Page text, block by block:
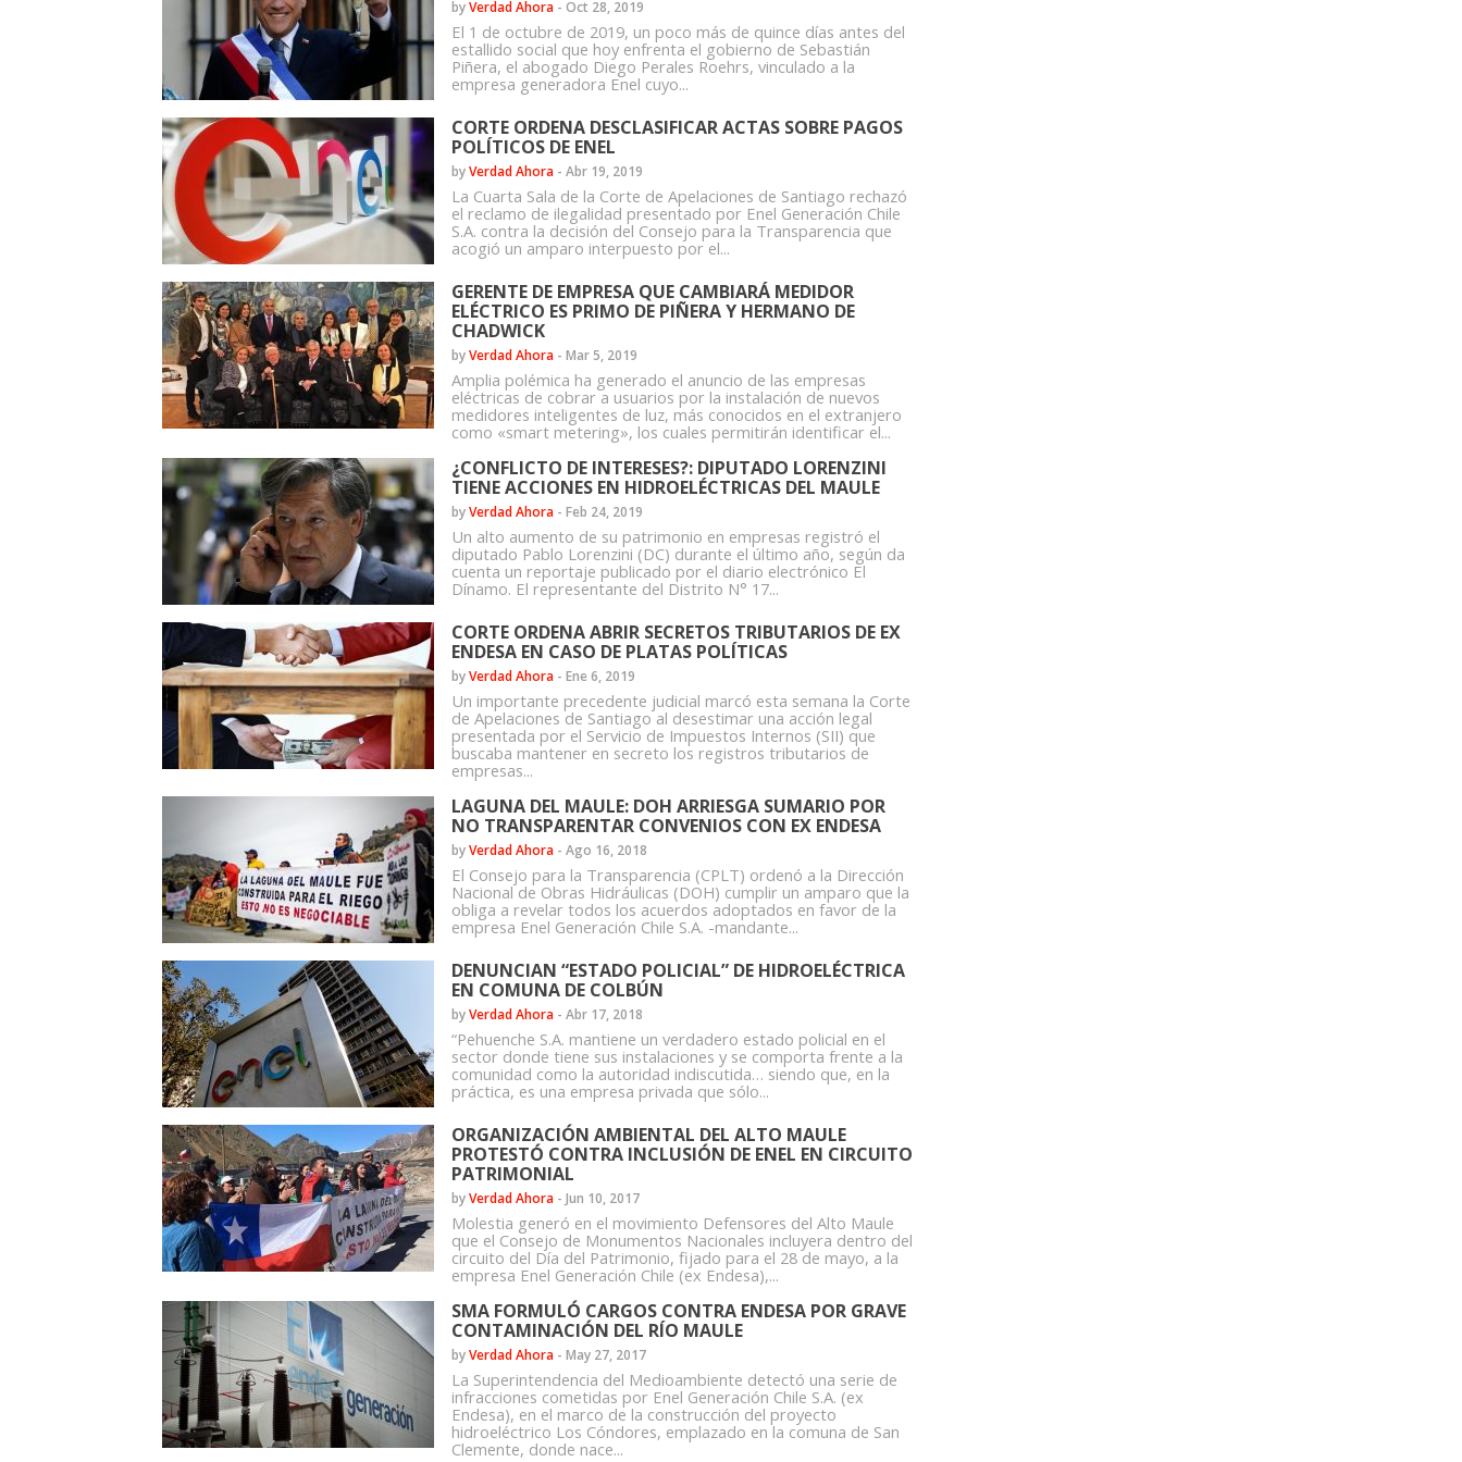
byVerdad Ahora - Oct 28, 2019
El 1 de octubre de 2019, un poco más de quince días antes del
estallido social que hoy enfrenta el gobierno de Sebastián
Piñera, el abogado Diego Perales Roehrs, vinculado a la
empresa generadora Enel cuyo...
CORTE ORDENA DESCLASIFICAR ACTAS SOBRE PAGOS
POLÍTICOS DE ENEL
byVerdad Ahora - Abr 19, 2019
La Cuarta Sala de la Corte de Apelaciones de Santiago rechazó
el reclamo de ilegalidad presentado por Enel Generación Chile
S.A. contra la decisión del Consejo para la Transparencia que
acogió un amparo interpuesto por el...
GERENTE DE EMPRESA QUE CAMBIARÁ MEDIDOR
ELÉCTRICO ES PRIMO DE PIÑERA Y HERMANO DE
CHADWICK
byVerdad Ahora - Mar 5, 2019
Amplia polémica ha generado el anuncio de las empresas
eléctricas de cobrar a usuarios por la instalación de nuevos
medidores inteligentes de luz, más conocidos en el extranjero
como «smart metering», los cuales permitirán identificar el...
¿CONFLICTO DE INTERESES?: DIPUTADO LORENZINI
TIENE ACCIONES EN HIDROELÉCTRICAS DEL MAULE
byVerdad Ahora - Feb 24, 2019
Un alto aumento de su patrimonio en empresas registró el
diputado Pablo Lorenzini (DC) durante el último año, según da
cuenta un reportaje publicado por el diario electrónico El
Dínamo. El representante del Distrito N° 17...
CORTE ORDENA ABRIR SECRETOS TRIBUTARIOS DE EX
ENDESA EN CASO DE PLATAS POLÍTICAS
byVerdad Ahora - Ene 6, 2019
Un importante precedente judicial marcó esta semana la Corte
de Apelaciones de Santiago al desestimar una acción legal
presentada por el Servicio de Impuestos Internos (SII) que
buscaba mantener en secreto los registros tributarios de
empresas...
LAGUNA DEL MAULE: DOH ARRIESGA SUMARIO POR
NO TRANSPARENTAR CONVENIOS CON EX ENDESA
byVerdad Ahora - Ago 16, 2018
El Consejo para la Transparencia (CPLT) ordenó a la Dirección
Nacional de Obras Hidráulicas (DOH) cumplir un amparo que la
obliga a revelar todos los acuerdos adoptados en favor de la
empresa Enel Generación Chile S.A. -mandante...
DENUNCIAN “ESTADO POLICIAL” DE HIDROELÉCTRICA
EN COMUNA DE COLBÚN
byVerdad Ahora - Abr 17, 2018
“Pehuenche S.A. mantiene un verdadero estado policial en el
sector donde tiene sus instalaciones y se comporta frente a la
comunidad como la autoridad indiscutida… siendo que, en la
práctica, es una empresa privada que sólo...
ORGANIZACIÓN AMBIENTAL DEL ALTO MAULE
PROTESTÓ CONTRA INCLUSIÓN DE ENEL EN CIRCUITO
PATRIMONIAL
byVerdad Ahora - Jun 10, 2017
Molestia generó en el movimiento Defensores del Alto Maule
que el Consejo de Monumentos Nacionales incluyera dentro del
circuito del Día del Patrimonio, fijado para el 28 de mayo, a la
empresa Enel Generación Chile (ex Endesa),...
SMA FORMULÓ CARGOS CONTRA ENDESA POR GRAVE
CONTAMINACIÓN DEL RÍO MAULE
byVerdad Ahora - May 27, 2017
La Superintendencia del Medioambiente detectó una serie de
infracciones cometidas por Enel Generación Chile S.A. (ex
Endesa), en el marco de la construcción del proyecto
hidroeléctrico Los Cóndores, emplazado en la comuna de San
Clemente, donde nace...